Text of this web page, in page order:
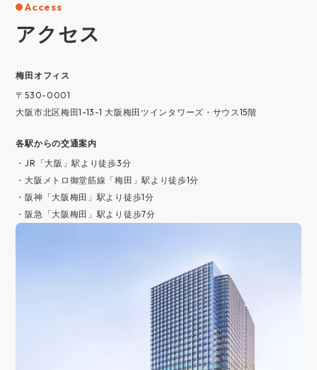
Access
アクセス
梅⽥オフィス
〒530-0001
大阪市北区梅田1-13-1 大阪梅田ツインタワーズ・サウス15階
各駅からの交通案内
・JR「大阪」駅より徒歩3分
・大阪メトロ御堂筋線「梅田」駅より徒歩1分
・阪神「大阪梅田」駅より徒歩1分
・阪急「大阪梅田」駅より徒歩7分